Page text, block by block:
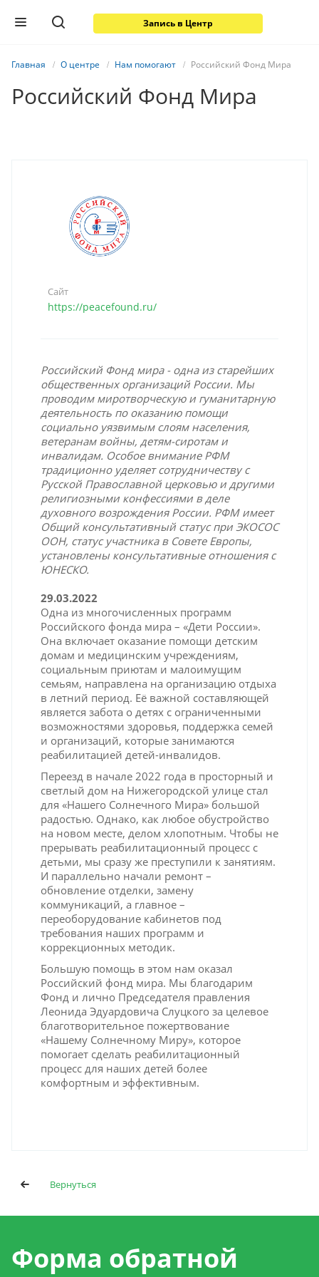
Запись в Центр
Главная О центре Нам помогают Российский Фонд Мира
Российский Фонд Мира
Сайт
https://peacefound.ru/
Российский Фонд мира - одна из старейших
общественных организаций России. Мы
проводим миротворческую и гуманитарную
деятельность по оказанию помощи
социально уязвимым слоям населения,
ветеранам войны, детям-сиротам и
инвалидам. Особое внимание РФМ
традиционно уделяет сотрудничеству с
Русской Православной церковью и другими
религиозными конфессиями в деле
духовного возрождения России. РФМ имеет
Общий консультативный статус при ЭКОСОС
ООН, статус участника в Совете Европы,
установлены консультативные отношения с
ЮНЕСКО.
29.03.2022
Одна из многочисленных программ
Российского фонда мира – «Дети России».
Она включает оказание помощи детским
домам и медицинским учреждениям,
социальным приютам и малоимущим
семьям, направлена на организацию отдыха
в летний период. Её важной составляющей
является забота о детях с ограниченными
возможностями здоровья, поддержка семей
и организаций, которые занимаются
реабилитацией детей-инвалидов.
Переезд в начале 2022 года в просторный и
светлый дом на Нижегородской улице стал
для «Нашего Солнечного Мира» большой
радостью. Однако, как любое обустройство
на новом месте, делом хлопотным. Чтобы не
прерывать реабилитационный процесс с
детьми, мы сразу же преступили к занятиям.
И параллельно начали ремонт –
обновление отделки, замену
коммуникаций, а главное –
переоборудование кабинетов под
требования наших программ и
коррекционных методик.
Большую помощь в этом нам оказал
Российский фонд мира. Мы благодарим
Фонд и лично Председателя правления
Леонида Эдуардовича Слуцкого за целевое
благотворительное пожертвование
«Нашему Солнечному Миру», которое
помогает сделать реабилитационный
процесс для наших детей более
комфортным и эффективным.
Вернуться
Форма обратной